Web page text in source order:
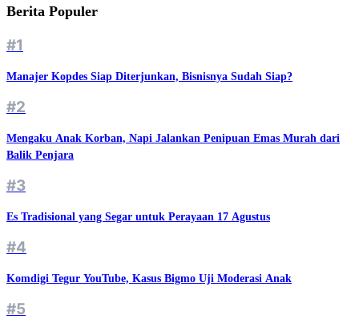
Berita Populer
#1
Manajer Kopdes Siap Diterjunkan, Bisnisnya Sudah Siap?
#2
Mengaku Anak Korban, Napi Jalankan Penipuan Emas Murah dari
Balik Penjara
#3
Es Tradisional yang Segar untuk Perayaan 17 Agustus
#4
Komdigi Tegur YouTube, Kasus Bigmo Uji Moderasi Anak
#5